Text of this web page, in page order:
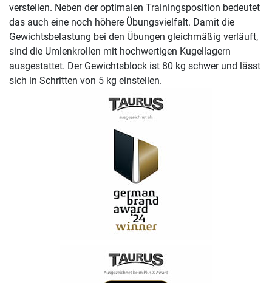
verstellen. Neben der optimalen Trainingsposition bedeutet
das auch eine noch höhere Übungsvielfalt. Damit die
Gewichtsbelastung bei den Übungen gleichmäßig verläuft,
sind die Umlenkrollen mit hochwertigen Kugellagern
ausgestattet. Der Gewichtsblock ist 80 kg schwer und lässt
sich in Schritten von 5 kg einstellen.